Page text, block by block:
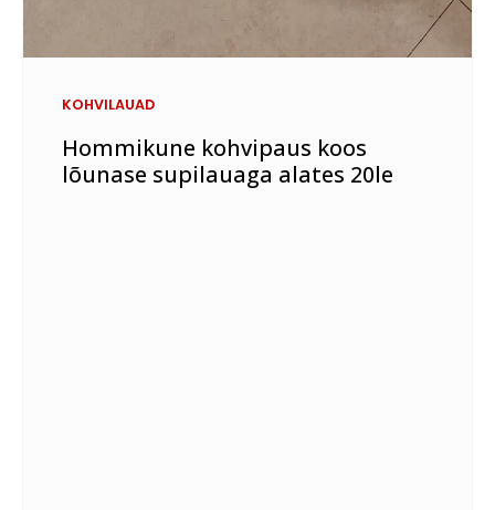
KOHVILAUAD
Hommikune kohvipaus koos
lõunase supilauaga alates 20le